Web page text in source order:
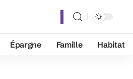
Épargne Famille Habitat